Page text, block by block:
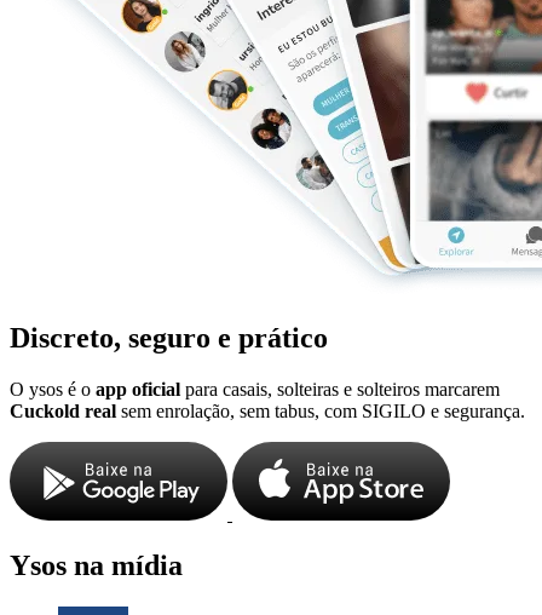
Discreto, seguro e prático
O ysos é o app oficial para casais, solteiras e solteiros marcarem
Cuckold real sem enrolação, sem tabus, com SIGILO e segurança.
Ysos na mídia